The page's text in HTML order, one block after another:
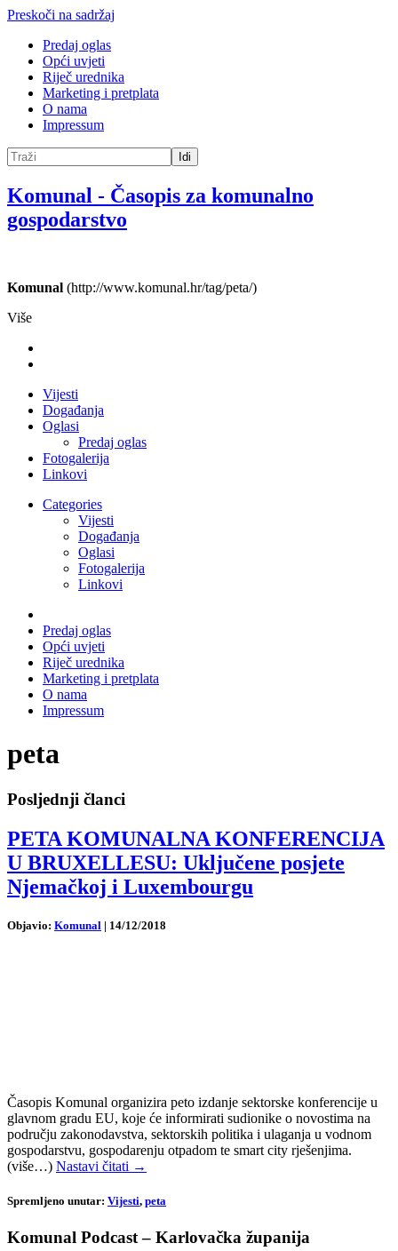
Preskoči na sadržaj
Predaj oglas
Opći uvjeti
Riječ urednika
Marketing i pretplata
O nama
Impressum
Idi
Komunal - Časopis za komunalno
gospodarstvo
Komunal (http://www.komunal.hr/tag/peta/)
Više
Vijesti
Događanja
Oglasi
Predaj oglas
Fotogalerija
Linkovi
Categories
Vijesti
Događanja
Oglasi
Fotogalerija
Linkovi
Predaj oglas
Opći uvjeti
Riječ urednika
Marketing i pretplata
O nama
Impressum
peta
Posljednji članci
PETA KOMUNALNA KONFERENCIJA
U BRUXELLESU: Uključene posjete
Njemačkoj i Luxembourgu
Objavio: Komunal | 14/12/2018
Časopis Komunal organizira peto izdanje sektorske konferencije u
glavnom gradu EU, koje će informirati sudionike o novostima na
području zakonodavstva, sektorskih politika i ulaganja u vodnom
gospodarstvu, gospodarenju otpadom te smart city rješenjima.
(više…) Nastavi čitati →
Spremljeno unutar: Vijesti, peta
Komunal Podcast – Karlovačka županija